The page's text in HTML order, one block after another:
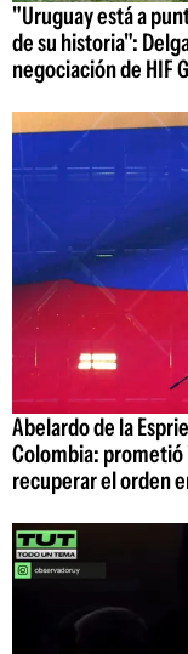
"Uruguay está a
de su historia":
negociación de HIF
Abelardo de la
Colombia:
recuperar el orden